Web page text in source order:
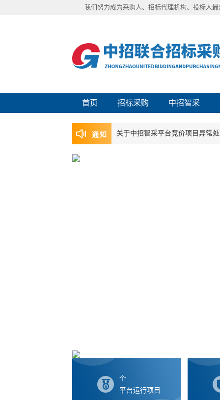
我们努力成为采购人、招标代理机构、投标人
首页 招标采购 中招智采
通知 关于中招智采平台竞价项目异常
个
平台运行项目